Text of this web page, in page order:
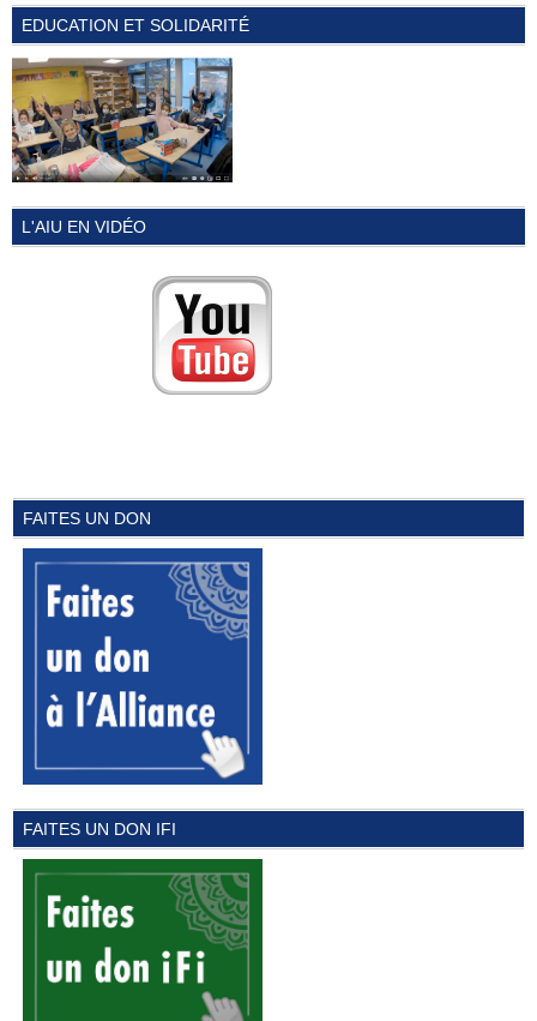
EDUCATION ET SOLIDARITÉ
L'AIU EN VIDÉO
FAITES UN DON
FAITES UN DON IFI